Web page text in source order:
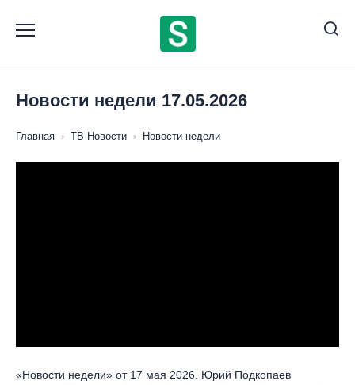
содержанию
Новости недели 17.05.2026
Главная › ТВ Новости › Новости недели
«Новости недели» от 17 мая 2026. Юрий Подкопаев